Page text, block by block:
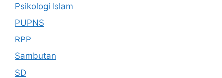
Psikologi Islam
PUPNS
RPP
Sambutan
SD